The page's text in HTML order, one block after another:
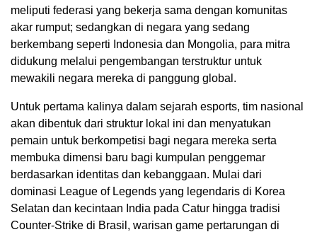
meliputi federasi yang bekerja sama dengan komunitas
akar rumput; sedangkan di negara yang sedang
berkembang seperti Indonesia dan Mongolia, para mitra
didukung melalui pengembangan terstruktur untuk
mewakili negara mereka di panggung global.
Untuk pertama kalinya dalam sejarah esports, tim nasional
akan dibentuk dari struktur lokal ini dan menyatukan
pemain untuk berkompetisi bagi negara mereka serta
membuka dimensi baru bagi kumpulan penggemar
berdasarkan identitas dan kebanggaan. Mulai dari
dominasi League of Legends yang legendaris di Korea
Selatan dan kecintaan India pada Catur hingga tradisi
Counter-Strike di Brasil, warisan game pertarungan di